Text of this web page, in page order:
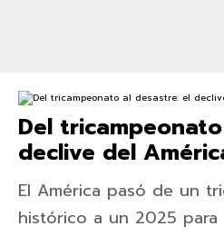
Del
declive del
El América pasó de un
histórico a un 2025